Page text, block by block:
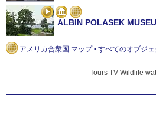
ALBIN POLASEK
アメリカ合衆国 マップ • すべてのオブジェ
Tours TV Wildlife